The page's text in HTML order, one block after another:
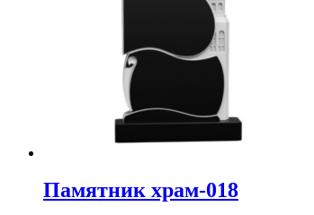
Памятник храм-018